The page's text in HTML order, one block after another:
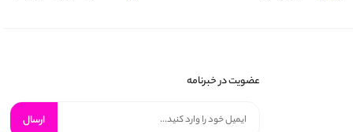
عضویت در خبرنامه
ارسال